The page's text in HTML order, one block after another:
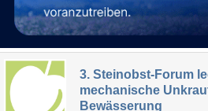
3. Steinobst-Forum
mechanische
Bewässerung